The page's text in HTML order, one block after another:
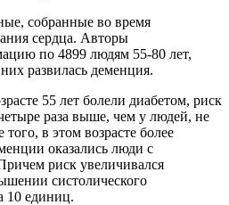
собранные во время
сердца. Авторы
по 4899 людям 55-80 лет,
развилась деменция.
55 лет болели диабетом, риск
раза выше, чем у людей, не
в этом возрасте более
оказались люди с
риск увеличивался
систолического
10 единиц.